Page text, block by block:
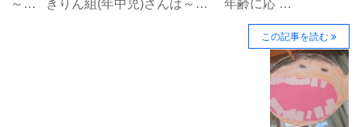
～… きりん組(年中児)さんは～… 年齢に応 …
この記事を読む